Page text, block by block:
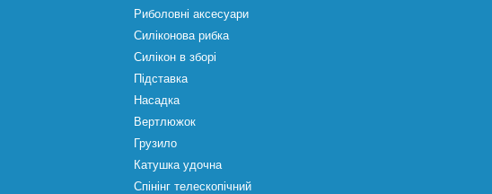
Риболовні аксесуари
Силіконова рибка
Силікон в зборі
Підставка
Насадка
Вертлюжок
Грузило
Катушка удочна
Спінінг телескопічний